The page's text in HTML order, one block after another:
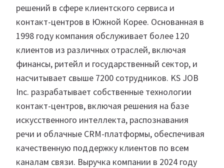
решений в сфере клиентского сервиса и
контакт-центров в Южной Корее. Основанная в
1998 году компания обслуживает более 120
клиентов из различных отраслей, включая
финансы, ритейл и государственный сектор, и
насчитывает свыше 7200 сотрудников. KS JOB
Inc. разрабатывает собственные технологии
контакт-центров, включая решения на базе
искусственного интеллекта, распознавания
речи и облачные CRM-платформы, обеспечивая
качественную поддержку клиентов по всем
каналам связи. Выручка компании в 2024 году